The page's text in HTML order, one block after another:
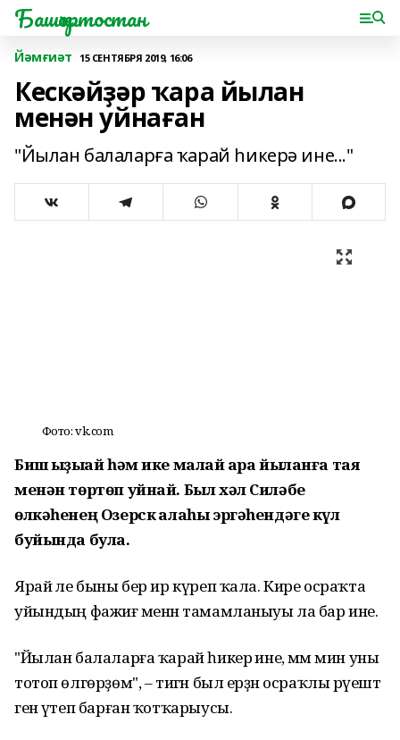
Башҡортостан
Йәмғиәт 15 СЕНТЯБРЯ 2019, 16:06
Кескәйҙәр ҡара йылан
менән уйнаған
"Йылан балаларға ҡарай һикерә ине..."
Фото: vk.com
Биш ҡыҙыҡай һәм ике малай ҡара йыланға таяҡ
менән төртөп уйнай. Был хәл Силәбе
өлкәһенең Озерск ҡалаһы эргәһендәге күл
буйында була.
Ярай әле быны бер ир күреп ҡала. Кире осраҡта
уйындың фажиғә менән тамамланыуы ла бар ине.
"Йылан балаларға ҡарай һикерә ине, әммә мин уны
тотоп өлгөрҙөм", – тигән был ерҙән осраҡлы рәүештә
генә үтеп барған ҡотҡарыусы.